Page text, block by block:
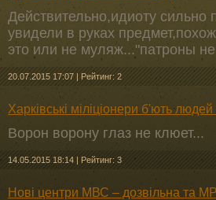
Действительно,идиоту
увидели в руках
это или не муляж..."патроны
20.07.2015 17:07 | Рейтинг: 2
Харківські міліціонери б'ють
Ворон ворону глаз не клюет...
14.05.2015 18:14 | Рейтинг: 3
Нові центри МВС – дозвільна та